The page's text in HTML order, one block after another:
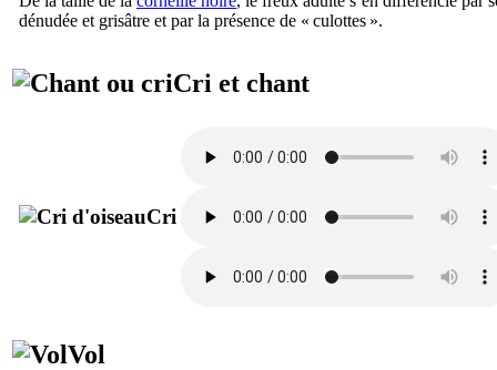
dénudée et grisâtre et par la présence de « culottes ».
Cri et chant
Cri
Vol